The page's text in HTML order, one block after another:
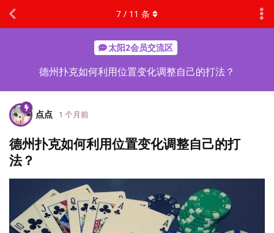
太阳2会员交流区
德州扑克如何利用位置变化调整自己的打法？
7 / 11 条
点点 1 个月前
德州扑克如何利用位置变化调整自己的打
法？